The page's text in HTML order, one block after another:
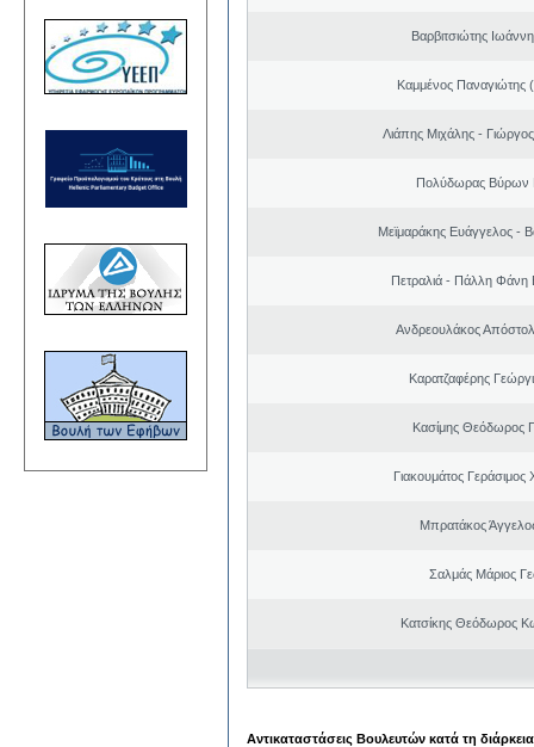
Βαρβιτσιώτης
Καμμένος Παναγιώτης
Λιάπης Μιχάλης -
Πολύδωρας Βύρων
Μεϊμαράκης Ευάγγελος -
Πετραλιά - Πάλλη Φάνη
Ανδρεουλάκος
Καρατζαφέρης
Κασίμης Θεόδωρος
Γιακουμάτος
Μπρατάκος
Σαλμάς Μάριος
Κατσίκης Θεόδωρος
Αντικαταστάσεις Βουλευτών κατά τη